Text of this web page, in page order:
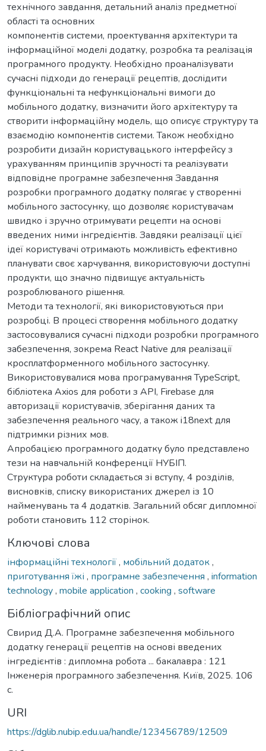
технічного завдання, детальний аналіз предметної
області та основних
компонентів системи, проектування архітектури та
інформаційної моделі додатку, розробка та реалізація
програмного продукту. Необхідно проаналізувати
сучасні підходи до генерації рецептів, дослідити
функціональні та нефункціональні вимоги до
мобільного додатку, визначити його архітектуру та
створити інформаційну модель, що описує структуру та
взаємодію компонентів системи. Також необхідно
розробити дизайн користувацького інтерфейсу з
урахуванням принципів зручності та реалізувати
відповідне програмне забезпечення Завдання
розробки програмного додатку полягає у створенні
мобільного застосунку, що дозволяє користувачам
швидко і зручно отримувати рецепти на основі
введених ними інгредієнтів. Завдяки реалізації цієї
ідеї користувачі отримають можливість ефективно
планувати своє харчування, використовуючи доступні
продукти, що значно підвищує актуальність
розроблюваного рішення.
Методи та технології, які використовуються при
розробці. В процесі створення мобільного додатку
застосовувалися сучасні підходи розробки програмного
забезпечення, зокрема React Native для реалізації
кросплатформенного мобільного застосунку.
Використовувалися мова програмування TypeScript,
бібліотека Axios для роботи з API, Firebase для
авторизації користувачів, зберігання даних та
забезпечення реального часу, а також i18next для
підтримки різних мов.
Апробацією програмного додатку було представлено
тези на навчальній конференції НУБІП.
Структура роботи складається зі вступу, 4 розділів,
висновків, списку використаних джерел із 10
найменувань та 4 додатків. Загальний обсяг дипломної
роботи становить 112 сторінок.
Ключові слова
інформаційні технології, мобільний додаток,
приготування їжі , програмне забезпечення , information
technology, mobile application , cooking , software
Бібліографічний опис
Свирид Д.А. Програмне забезпечення мобільного
додатку генерації рецептів на основі введених
інгредієнтів : дипломна робота ... бакалавра : 121
Інженерія програмного забезпечення. Київ, 2025. 106
с.
URI
https://dglib.nubip.edu.ua/handle/123456789/12509